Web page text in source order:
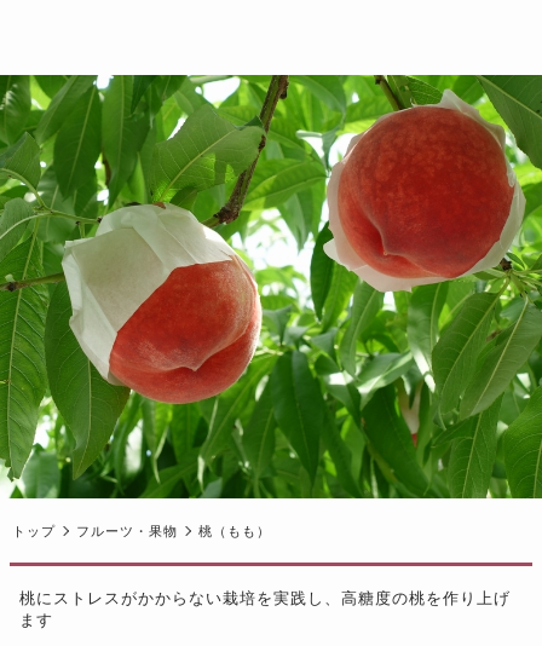
トップ フルーツ・果物 桃（もも）
桃にストレスがかからない栽培を実践し、高糖度の桃を作り上げ
ます